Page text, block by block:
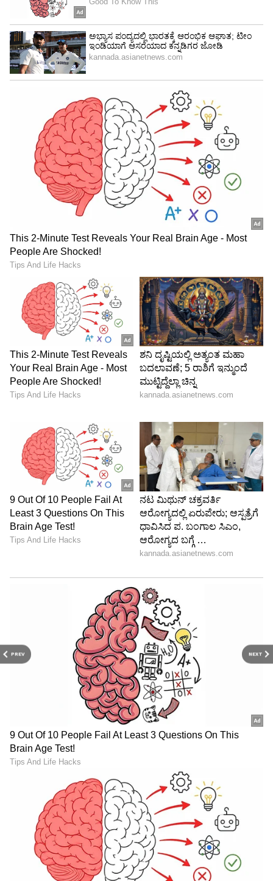
PREV NEXT
ಗುರುತಿಸಿಕೊಳ್ಳಬೇಕು ಎಂದರು.
ಶಾಸಕ ಎಲ್‌. ನಾಗೇಂದ್ರ, ಚಾಣಕ್ಯ ವಿವಿ ಕುಲಪತಿ ಪ್ರೊ.
ಯಶವಂತ ಡೋಂಗ್ರೆ, ವಿಶ್ರಾಂತ ಕುಲಪತಿ ಪ್ರೊ.ಎಸ್‌.ಎನ್‌.
ಹೆಗ್ಡೆ, ರಾಜ್ಯ ಮುಕ್ತ ವಿವಿ ಕುಲಪತಿ ಪ್ರೊ. ಶರಣಪ್ಪ ಹಲಸೆ,
ಮೈಸೂರು ವಿವಿ ಹಂಗಾಮಿ ಕುಲಪತಿ ಪ್ರೊ.ಎಚ್‌. ರಾಜಶೇಖರ್‌,
ಕುಲಸಚಿವ ವಿ.ಆರ್‌. ಶೈಲಜಾ, ಪರೀಕ್ಷಾಂಗ ಕುಲಸಚಿವ
ಪ್ರೊ.ಎ.ಪಿ. ಜ್ಞಾನಪ್ರಕಾಶ್‌, ಹಣಕಾಸು ಅಧಿಕಾರಿ ಡಾ. ಸಂಗೀತಾ
ಗಜಾನನ ಭಟ್‌ ಇದ್ದರು.
ಕೆಂಪೇ​ಗೌ​ಡರಿಗೆ 'ಪ್ರತಿಮೆ' ಗೌರವ ಸಮರ್ಪಣೆ: ಸಚಿವ
ಅಶ್ವತ್ಥ್‌ ನಾರಾಯಣ
ನಮ್ಮ ಜವಾಬ್ದಾರಿಯಲ್ಲಿ ಮತ್ತು ಅಧಿಕಾರದಲ್ಲಿ ಏನು
ಮಾಡಬೇಕೋ ಅದನ್ನು ಮಾಡುತ್ತೇವೆ. ರಾಷ್ಟ್ರೀಯ ಶಿಕ್ಷಣ
ನೀತಿಯ ಆದೇಶದಂತೆ ಇನ್ನಷ್ಟುಸುಧಾರಣೆಗಳನ್ನು ತರಲು
ಮುಂದಿನ ದಿನಗಳಲ್ಲಿ ಎಲ್ಲ ತಜ್ಞರೊಂದಿಗೆ ಸಮಾಲೋಚನೆ
ಮಾಡಲಾಗುವುದು. ಈಗಾಗಲೇ 15 ಹೊಸ ವಿವಿಗಳನ್ನು
ಸ್ಥಾಪಿಸಲಾಗಿದ್ದು, ಕಾರ್ಯಾರಂಭ ಮಾಡಬೇಕಿದೆ. ಅಗತ್ಯವಿದ್ದರೆ
ಇನ್ನಷ್ಟುವಿವಿಗಳ ಸ್ಥಾಪನೆಗೂ ಕ್ರಮ ವಹಿಸಲಾಗುವುದು.
- ಡಾ.ಸಿ.ಎನ್‌. ಅಶ್ವತ್ಥನಾರಾಯಣ್‌, ಉನ್ನತ ಶಿಕ್ಷಣ ಸಚಿವ